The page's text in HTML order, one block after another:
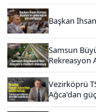
Başkan
Samsun
Rekreasyon
Vezirköprü
Ağca'dan